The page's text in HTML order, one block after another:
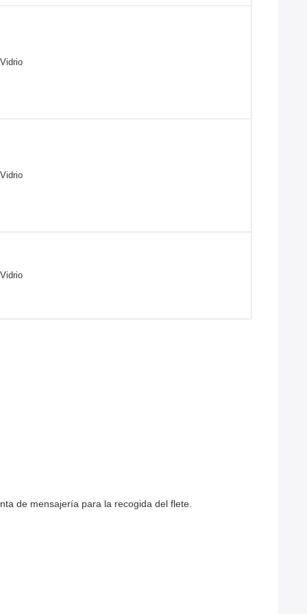
de mensajería para la recogida del flete.